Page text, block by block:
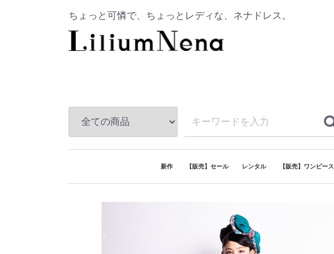
ちょっと可憐で、ちょっとレディな、ネナドレス。
新作 【販売】セール レンタル 【販売】ワンピース